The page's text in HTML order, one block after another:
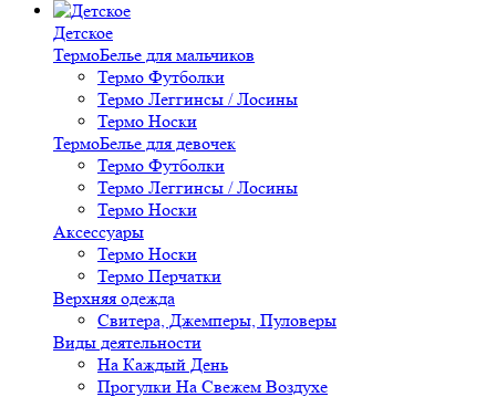
Детское
ТермоБелье для мальчиков
Термо Футболки
Термо Леггинсы / Лосины
Термо Носки
ТермоБелье для девочек
Термо Футболки
Термо Леггинсы / Лосины
Термо Носки
Аксессуары
Термо Носки
Термо Перчатки
Верхняя одежда
Свитера, Джемперы, Пуловеры
Виды деятельности
На Каждый День
Прогулки На Свежем Воздухе